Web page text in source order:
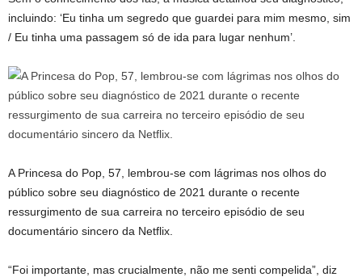
incluindo: ‘Eu tinha um segredo que guardei para mim mesmo, sim
/ Eu tinha uma passagem só de ida para lugar nenhum’.
A Princesa do Pop, 57, lembrou-se com lágrimas nos olhos do
público sobre seu diagnóstico de 2021 durante o recente
ressurgimento de sua carreira no terceiro episódio de seu
documentário sincero da Netflix.
“Foi importante, mas crucialmente, não me senti compelida”, diz